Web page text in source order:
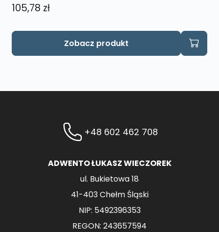
105,78 zł
Zobacz produkt
+48 602 462 708
ADWENTO ŁUKASZ WIECZOREK
ul. Bukietowa 18
41-403 Chełm Śląski
NIP: 5492396353
REGON: 243657594